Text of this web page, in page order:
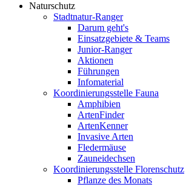
Naturschutz
Stadtnatur-Ranger
Darum geht's
Einsatzgebiete & Teams
Junior-Ranger
Aktionen
Führungen
Infomaterial
Koordinierungsstelle Fauna
Amphibien
ArtenFinder
ArtenKenner
Invasive Arten
Fledermäuse
Zauneidechsen
Koordinierungsstelle Florenschutz
Pflanze des Monats